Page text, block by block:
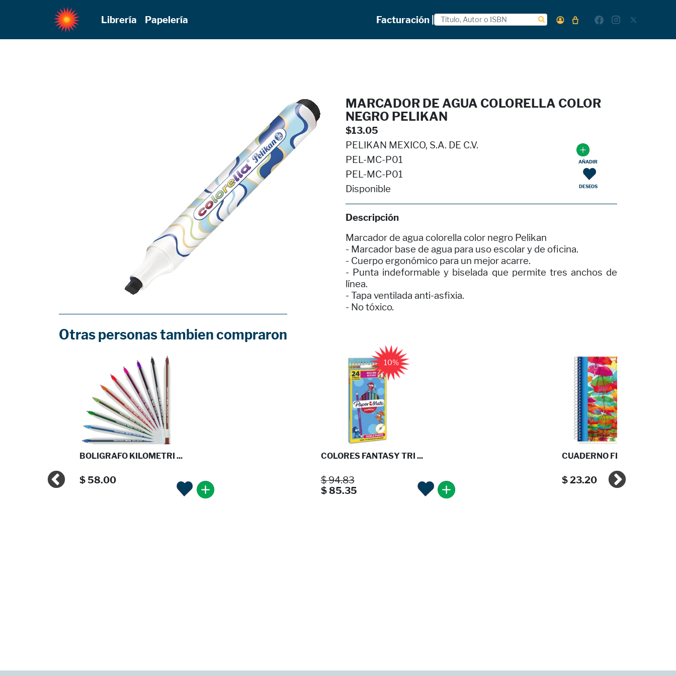
Librería Papelería Facturación |
MARCADOR DE AGUA COLORELLA COLOR
NEGRO PELIKAN
$13.05
PELIKAN MEXICO, S.A. DE C.V.
PEL-MC-P01
PEL-MC-P01
Disponible
Descripción
AÑADIR
DESEOS
Marcador de agua colorella color negro Pelikan
- Marcador base de agua para uso escolar y de oficina.
- Cuerpo ergonómico para un mejor acarre.
- Punta indeformable y biselada que permite tres anchos de
línea.
- Tapa ventilada anti-asfixia.
- No tóxico.
Otras personas tambien compraron
BOLIGRAFO KILOMETRI ...
$ 58.00
10%
COLORES FANTASY TRI ...
$ 94.83
$ 85.35
CUADERNO FRANCES ES ...
$ 23.20